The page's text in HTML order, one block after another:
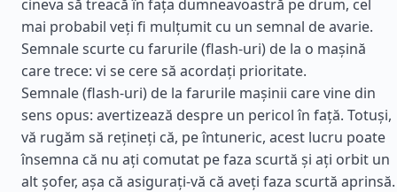
cineva să treacă în fața dumneavoastră pe drum, cel
mai probabil veți fi mulțumit cu un semnal de avarie.
Semnale scurte cu farurile (flash-uri) de la o mașină
care trece: vi se cere să acordați prioritate.
Semnale (flash-uri) de la farurile mașinii care vine din
sens opus: avertizează despre un pericol în față. Totuși,
vă rugăm să rețineți că, pe întuneric, acest lucru poate
însemna că nu ați comutat pe faza scurtă și ați orbit un
alt șofer, așa că asigurați-vă că aveți faza scurtă aprinsă.